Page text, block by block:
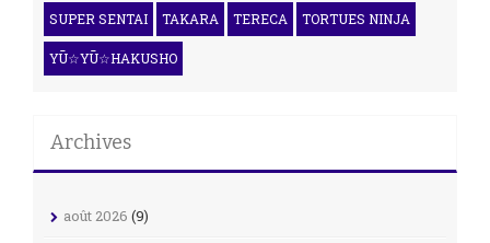
SUPER SENTAI TAKARA TERECA TORTUES NINJA
YŪ☆YŪ☆HAKUSHO
Archives
août 2026 (9)